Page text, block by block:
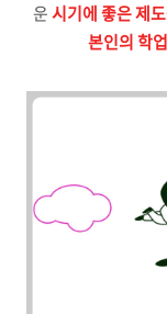
운시기에 좋은 제
본인의 학